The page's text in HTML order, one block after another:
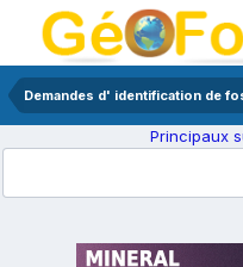
Demandes d' identification de
Principaux